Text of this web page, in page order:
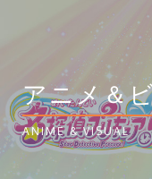
アニメ＆
ANIME & VISUAL